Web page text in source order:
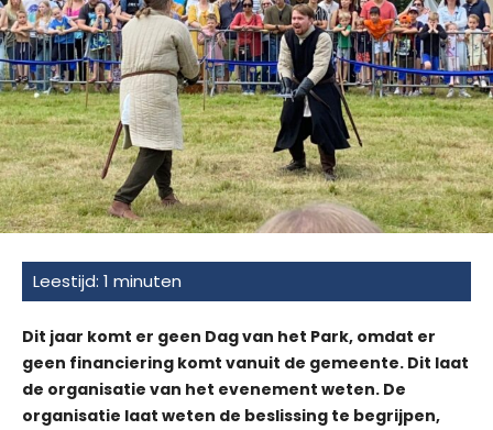
Dit jaar komt er geen Dag van het Park, omdat er
geen financiering komt vanuit de gemeente. Dit laat
de organisatie van het evenement weten. De
organisatie laat weten de beslissing te begrijpen,